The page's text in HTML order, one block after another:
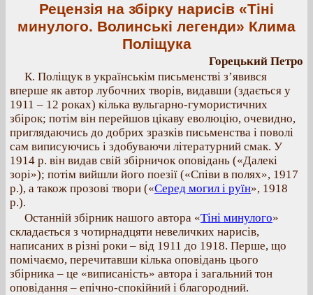
Рецензія на збірку нарисів «Тіні
минулого. Волинські легенди» Клима
Поліщука
Горецький Петро
К. Поліщук в українськім письменстві з’явився
вперше як автор лубочних творів, видавши (здається у
1911 – 12 роках) кілька вульгарно-гумористичних
збірок; потім він перейшов цікаву еволюцію, очевидно,
приглядаючись до добрих зразків письменства і поволі
сам виписуючись і здобуваючи літературний смак. У
1914 р. він видав свій збірничок оповідань («Далекі
зорі»); потім вийшли його поезії («Співи в полях», 1917
р.), а також прозові твори («Серед могил і руїн», 1918
р.).
Останній збірник нашого автора «Тіні минулого»
складається з чотирнадцяти невеличких нарисів,
написаних в різні роки – від 1911 до 1918. Перше, що
помічаємо, перечитавши кілька оповідань цього
збірника – це «виписаність» автора і загальний тон
оповідання – епічно-спокійний і благородний.